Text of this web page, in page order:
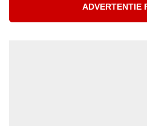
Muzikanten gezocht
ADVERTENTIE